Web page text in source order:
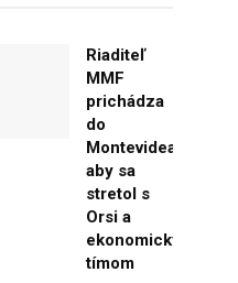
Riaditeľ
MMF
prichádza
do
Montevidea,
aby sa
stretol s
Orsi a
ekonomickým
tímom